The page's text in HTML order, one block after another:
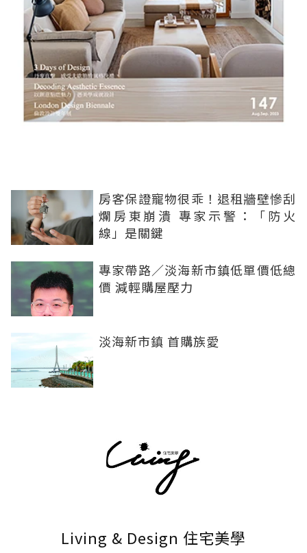
房客保證寵物很乖！退租牆壁慘刮
爛房東崩潰 專家示警：「防火
線」是關鍵
專家帶路／淡海新市鎮低單價低總
價 減輕購屋壓力
淡海新市鎮 首購族愛
Living & Design 住宅美學